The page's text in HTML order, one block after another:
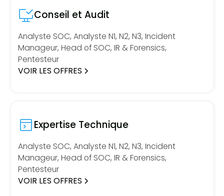
Conseil et Audit
Analyste SOC, Analyste N1, N2, N3, Incident
Manageur, Head of SOC, IR & Forensics,
Pentesteur
VOIR LES OFFRES
Expertise Technique
Analyste SOC, Analyste N1, N2, N3, Incident
Manageur, Head of SOC, IR & Forensics,
Pentesteur
VOIR LES OFFRES